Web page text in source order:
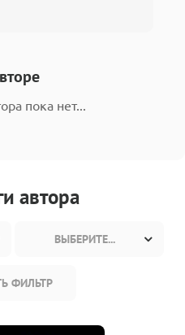
пока нет...
автора
ВЫБЕРИТЕ...
ФИЛЬТР